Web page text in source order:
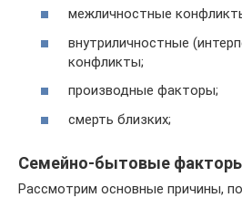
межличностные
внутриличностные
конфликты;
производные факторы;
смерть близких;
Семейно-бытовые
Рассмотрим основные причины,